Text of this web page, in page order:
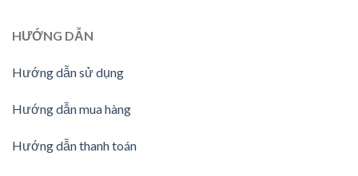
HƯỚNG DẪN
Hướng dẫn sử dụng
Hướng dẫn mua hàng
Hướng dẫn thanh toán